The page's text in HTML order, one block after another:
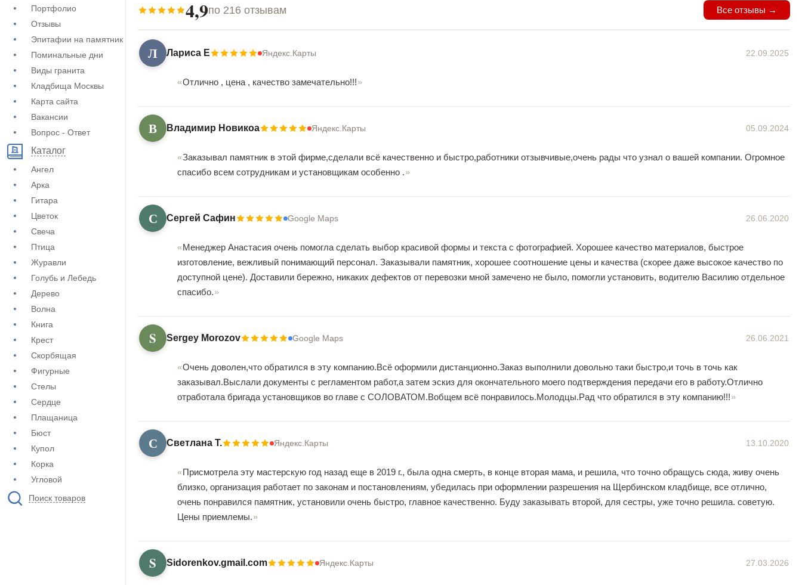
Портфолио
Отзывы
Эпитафии на памятник
Поминальные дни
Виды гранита
Кладбища Москвы
Карта сайта
Вакансии
Вопрос - Ответ
Каталог
Ангел
Арка
Гитара
Цветок
Свеча
Птица
Журавли
Голубь и Лебедь
Дерево
Волна
Книга
Крест
Скорбящая
Фигурные
Стелы
Сердце
Плащаница
Бюст
Купол
Корка
Угловой
Поиск товаров
4,9по 216 отзывам Все отзывы →
Л Лариса Е Яндекс.Карты 22.09.2025
Отлично , цена , качество замечательно!!!
В Владимир Новикоа Яндекс.Карты 05.09.2024
Заказывал памятник в этой фирме,сделали всё качественно и быстро,работники отзывчивые,очень рады что узнал о вашей компании. Огромное
спасибо всем сотрудникам и установщикам особенно .
С Сергей Сафин Google Maps 26.06.2020
Менеджер Анастасия очень помогла сделать выбор красивой формы и текста с фотографией. Хорошее качество материалов, быстрое
изготовление, вежливый понимающий персонал. Заказывали памятник, хорошее соотношение цены и качества (скорее даже высокое качество по
доступной цене). Доставили бережно, никаких дефектов от перевозки мной замечено не было, помогли установить, водителю Василию отдельное
спасибо.
S Sergey Morozov Google Maps 26.06.2021
Очень доволен,что обратился в эту компанию.Всё оформили дистанционно.Заказ выполнили довольно таки быстро,и точь в точь как
заказывал.Выслали документы с регламентом работ,а затем эскиз для окончательного моего подтверждения передачи его в работу.Отлично
отработала бригада установщиков во главе с СОЛОВАТОМ.Вобщем всё понравилось.Молодцы.Рад что обратился в эту компанию!!!
С Светлана Т. Яндекс.Карты 13.10.2020
Присмотрела эту мастерскую год назад еще в 2019 г., была одна смерть, в конце вторая мама, и решила, что точно обращусь сюда, живу очень
близко, организация работает по законам и постановлениям, убедилась при оформлении разрешения на Щербинском кладбище, все отлично,
очень понравился памятник, установили очень быстро, главное качественно. Буду заказывать второй, для сестры, уже точно решила. советую.
Цены приемлемы.
S Sidorenkov.gmail.com Яндекс.Карты 27.03.2026